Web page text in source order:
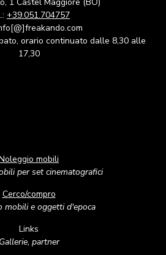
1 Castel Maggiore (BO)
+39.051.704757
orario continuato dalle 8,30 alle
17,30
mobili
per set cinematografici
Cerco/compro
mobili e oggetti d'epoca
Links
Gallerie, partner